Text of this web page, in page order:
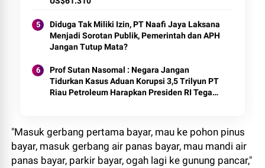
Diduga Tak Miliki Izin, PT Naafi Jaya Laksana
Menjadi Sorotan Publik, Pemerintah dan APH
Jangan Tutup Mata?
Prof Sutan Nasomal : Negara Jangan
Tidurkan Kasus Aduan Korupsi 3,5 Trilyun PT
Riau Petroleum Harapkan Presiden RI Tegas
"Masuk gerbang pertama bayar, mau ke pohon pinus
bayar, masuk gerbang air panas bayar, mau mandi air
panas bayar, parkir bayar, ogah lagi ke gunung pancar,"